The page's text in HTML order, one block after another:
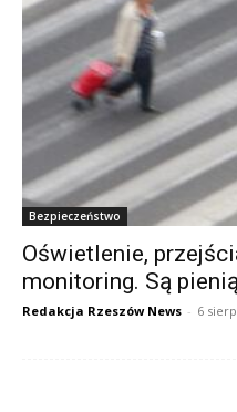
Bezpieczeństwo
Oświetlenie,
monitoring. Są
Redakcja Rzeszów News - 6